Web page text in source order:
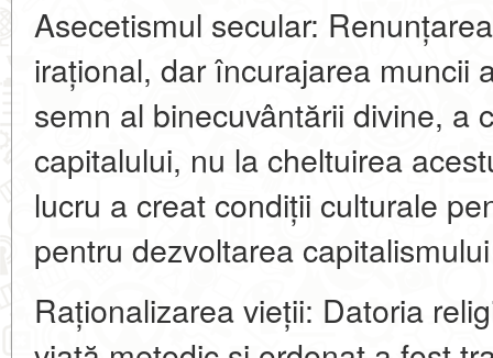
Asecetismul secular:
irațional, dar încurajarea muncii
semn al binecuvântării divine, a
capitalului, nu la cheltuirea
lucru a creat condiții culturale
pentru dezvoltarea
Raționalizarea vieții: Datoria